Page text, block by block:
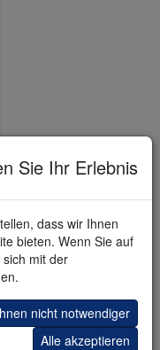
Sie Ihr Erlebnis
dass wir Ihnen
bieten. Wenn Sie auf
mit der
nicht notwendiger
Alle akzeptieren